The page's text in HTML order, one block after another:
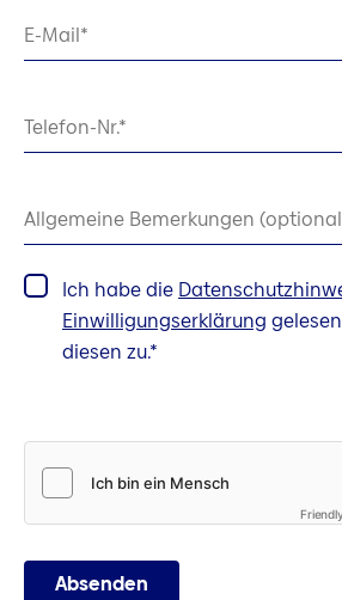
E-Mail
Telefon-Nr.
Allgemeine Bemerkungen
Ich habe die
Einwilligungserklärung
diesen zu.
Absenden